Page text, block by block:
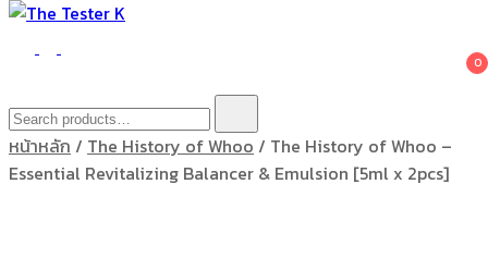
The Tester K
Korean cosmetics 0
Search
for:
หน้าหลัก / The History of Whoo / The History of Whoo –
Essential Revitalizing Balancer & Emulsion [5ml x 2pcs]